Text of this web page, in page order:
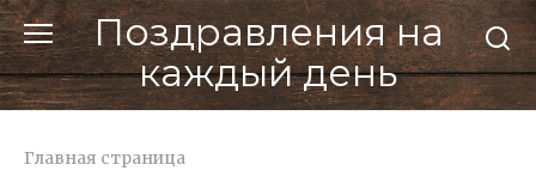
Перейти
к
контенту
Поздравления на
каждый день
Главная страница